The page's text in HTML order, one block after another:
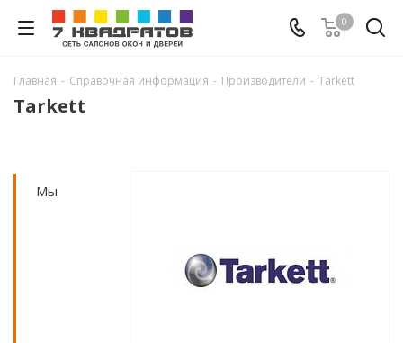
0
Главная - Справочная информация - Производители - Tarkett
Tarkett
Мы